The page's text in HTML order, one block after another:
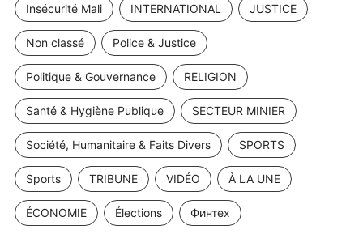
Insécurité Mali INTERNATIONAL JUSTICE
Non classé Police & Justice
Politique & Gouvernance RELIGION
Santé & Hygiène Publique SECTEUR MINIER
Société, Humanitaire & Faits Divers SPORTS
Sports TRIBUNE VIDÉO À LA UNE
ÉCONOMIE Élections Финтех